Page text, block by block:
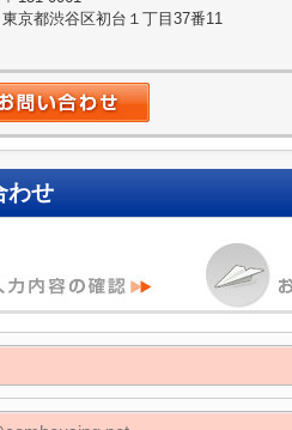
東京都渋谷区初台１丁目37番11
わせ